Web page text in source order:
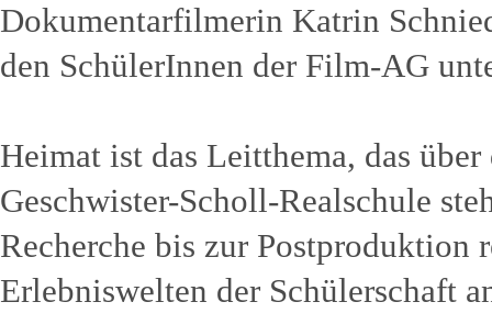
Dokumentarfilmerin Katrin
den SchülerInnen der Film-AG
Heimat ist das Leitthema, das
Geschwister-Scholl-Realschule
Recherche bis zur
Erlebniswelten der Schülerschaft